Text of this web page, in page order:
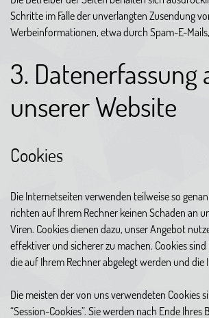
Schritte im Falle der unverlangten Zusendung
Werbeinformationen, etwa durch Spam-E-
3. Datenerfassung
unserer Website
Cookies
Die Internetseiten verwenden teilweise so
richten auf Ihrem Rechner keinen Schaden an
Viren. Cookies dienen dazu, unser Angebot
effektiver und sicherer zu machen. Cookies
die auf Ihrem Rechner abgelegt werden und die
Die meisten der von uns verwendeten Cookies
“Session-Cookies”. Sie werden nach Ende